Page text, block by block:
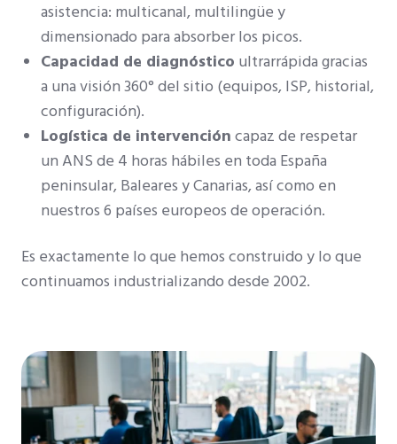
asistencia: multicanal, multilingüe y
dimensionado para absorber los picos.
Capacidad de diagnóstico ultrarrápida gracias
a una visión 360° del sitio (equipos, ISP, historial,
configuración).
Logística de intervención capaz de respetar
un ANS de 4 horas hábiles en toda España
peninsular, Baleares y Canarias, así como en
nuestros 6 países europeos de operación.
Es exactamente lo que hemos construido y lo que
continuamos industrializando desde 2002.